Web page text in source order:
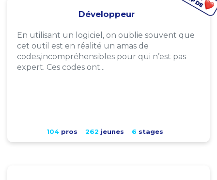
Développeur
En utilisant un logiciel, on oublie souvent que
cet outil est en réalité un amas de
codes,incompréhensibles pour qui n’est pas
expert. Ces codes ont...
104pros 262 jeunes 6 stages